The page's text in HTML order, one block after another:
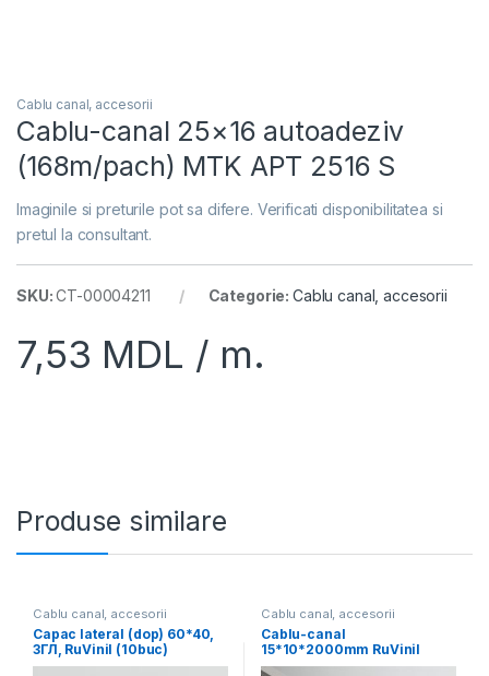
Cablu canal, accesorii
Cablu-canal 25×16 autoadeziv
(168m/pach) MTK APT 2516 S
Imaginile si preturile pot sa difere. Verificati disponibilitatea si
pretul la consultant.
SKU:CT-00004211 Categorie: Cablu canal, accesorii
7,53 MDL / m.
Produse similare
Cablu canal, accesorii
Capac lateral (dop) 60*40,
ЗГЛ, RuVinil (10buc)
Cablu canal, accesorii
Cablu-canal
15*10*2000mm RuVinil
(120m)